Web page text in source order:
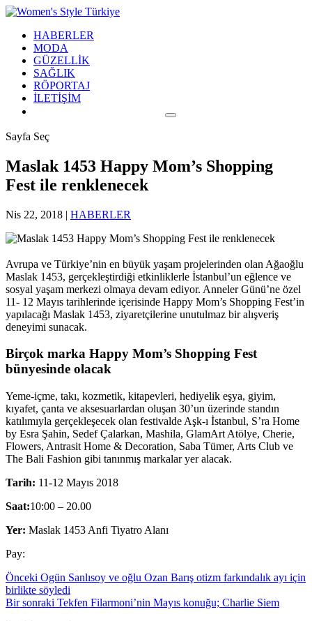
HABERLER
MODA
GÜZELLİK
SAĞLIK
RÖPORTAJ
İLETİŞİM
Sayfa Seç
Maslak 1453 Happy Mom’s Shopping
Fest ile renklenecek
Nis 22, 2018 | HABERLER
Avrupa ve Türkiye’nin en büyük yaşam projelerinden olan Ağaoğlu
Maslak 1453, gerçekleştirdiği etkinliklerle İstanbul’un eğlence ve
sosyal yaşam merkezi olmaya devam ediyor. Anneler Günü’ne özel
11- 12 Mayıs tarihlerinde içerisinde Happy Mom’s Shopping Fest’in
yapılacağı Maslak 1453, ziyaretçilerine unutulmaz bir alışveriş
deneyimi sunacak.
Birçok marka Happy Mom’s Shopping Fest
bünyesinde olacak
Yeme-içme, takı, kozmetik, kitapevleri, hediyelik eşya, giyim,
kıyafet, çanta ve aksesuarlardan oluşan 30’un üzerinde standın
katılımıyla gerçekleşecek olan festivalde Aşk-ı İstanbul, S’ra Home
by Esra Şahin, Sedef Çalarkan, Mashila, GlamArt Atölye, Cherie,
Flowers, Antrasit Home & Decoration, Saba Tümer, Arts Club ve
The Bali Fashion gibi tanınmış markalar yer alacak.
Tarih: 11-12 Mayıs 2018
Saat:10:00 – 20.00
Yer: Maslak 1453 Anfi Tiyatro Alanı
Pay:
Önceki Ogün Sanlısoy ve oğlu Ozan Barış otizm farkındalık ayı için
birlikte söyledi
Bir sonraki Tekfen Filarmoni’nin Mayıs konuğu; Charlie Siem